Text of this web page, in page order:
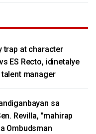
trap at character
ES Recto, idinetalye
manager
sa
Revilla, "mahirap
Ombudsman